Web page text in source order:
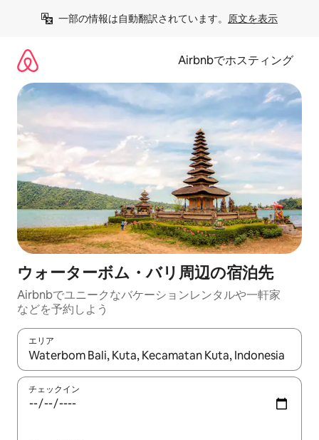
一部の情報は自動翻訳されています。 原文を表示
Airbnbでホスティング
ウォーターボム・バリ⁠周⁠辺⁠の宿⁠泊⁠先
Airbnbでユニークなバ⁠ケ⁠ー⁠シ⁠ョ⁠ンレ⁠ン⁠タ⁠ルや一⁠軒⁠家
な⁠ど⁠を予⁠約⁠し⁠よ⁠う
エリア
検索結果が表示されたら、上下の矢印キーを使って移動するか
チェックイン